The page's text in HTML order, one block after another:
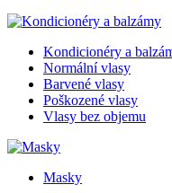
Kondicionéry a
Normální vlasy
Barvené vlasy
Poškozené vlasy
Vlasy bez objemu
Masky